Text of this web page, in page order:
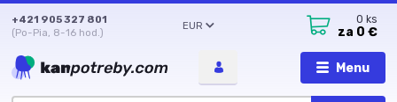
Menu
EUR
+421 905 327 801
(Po-Pia, 8-16 hod.)
0 ks
za 0 €